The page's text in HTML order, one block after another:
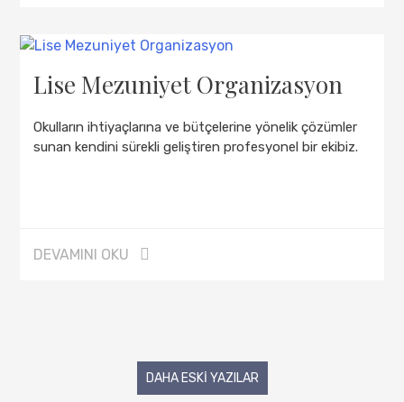
Lise Mezuniyet Organizasyon
Okulların ihtiyaçlarına ve bütçelerine yönelik çözümler
sunan kendini sürekli geliştiren profesyonel bir ekibiz.
DEVAMINI OKU
DAHA ESKI YAZILAR